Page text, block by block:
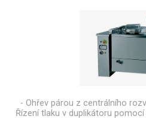
- Ohřev párou z centrálního
Řízení tlaku v duplikátoru